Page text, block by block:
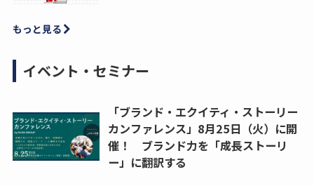
もっと見る
イベント・セミナー
「ブランド・エクイティ・ストーリー
カンファレンス」8月25日（火）に開
催！ ブランド力を「成長ストーリ
ー」に翻訳する